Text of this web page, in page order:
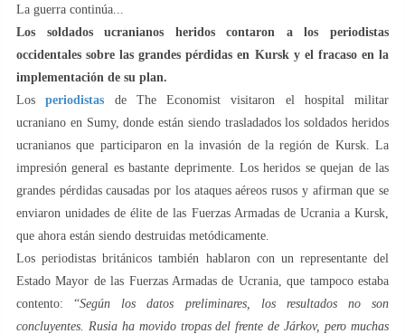
La guerra continúa...
Los soldados ucranianos heridos contaron a los periodistas
occidentales sobre las grandes pérdidas en Kursk y el fracaso en la
implementación de su plan.
Losperiodistas de The Economist visitaron el hospital militar
ucraniano en Sumy, donde están siendo trasladados los soldados heridos
ucranianos que participaron en la invasión de la región de Kursk. La
impresión general es bastante deprimente. Los heridos se quejan de las
grandes pérdidas causadas por los ataques aéreos rusos y afirman que se
enviaron unidades de élite de las Fuerzas Armadas de Ucrania a Kursk,
que ahora están siendo destruidas metódicamente.
Los periodistas británicos también hablaron con un representante del
Estado Mayor de las Fuerzas Armadas de Ucrania, que tampoco estaba
contento: “Según los datos preliminares, los resultados no son
concluyentes. Rusia ha movido tropas del frente de Járkov, pero muchas